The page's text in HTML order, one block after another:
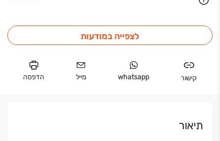
לצפייה במודעות
קישור whatsapp מייל הדפסה
תיאור